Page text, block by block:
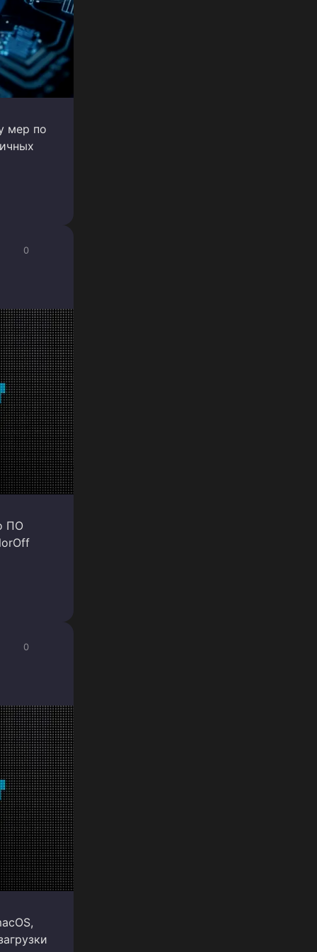
мер по
0
ПО
0